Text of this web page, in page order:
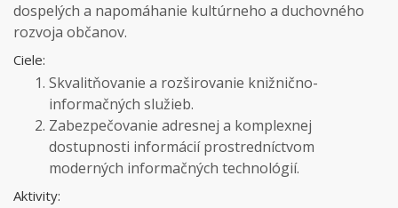
dospelých a napomáhanie kultúrneho a duchovného
rozvoja občanov.
Ciele:
Skvalitňovanie a rozširovanie knižnično-
informačných služieb.
Zabezpečovanie adresnej a komplexnej
dostupnosti informácií prostredníctvom
moderných informačných technológií.
Aktivity: